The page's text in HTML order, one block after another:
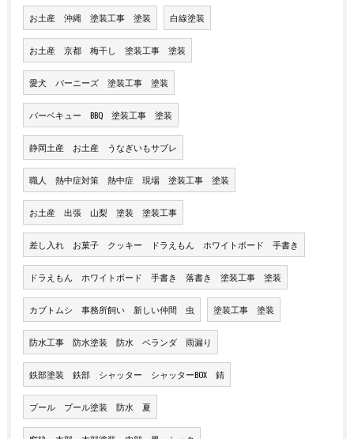
お土産 沖縄 塗装工事 塗装 白線塗装
お土産 京都 梅干し 塗装工事 塗装
愛犬 バーニーズ 塗装工事 塗装
バーベキュー BBQ 塗装工事 塗装
静岡土産 お土産 うなぎいもサブレ
職人 熱中症対策 熱中症 現場 塗装工事 塗装
お土産 出張 山梨 塗装 塗装工事
差し入れ お菓子 クッキー ドラえもん ホワイトボード 手書き
ドラえもん ホワイトボード 手書き 落書き 塗装工事 塗装
カブトムシ 事務所飼い 新しい仲間 虫 塗装工事 塗装
防水工事 防水塗装 防水 ベランダ 雨漏り
鉄部塗装 鉄部 シャッター シャッターBOX 錆
プール プール塗装 防水 夏